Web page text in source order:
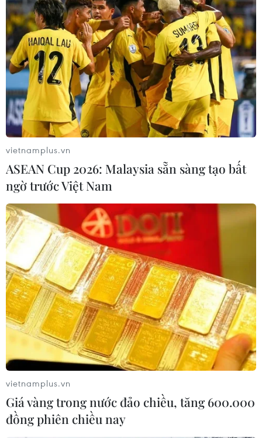
của Pháp vào mức nguy cơ cháy
rừng cao
08/08/2026 23:59
Iceland trước cuộc trưng cầu ý dân
về nối lại đàm phán gia nhập EU
08/08/2026 07:54
Italy bác tối hậu thư của Tây Ban Nha
về kiểm soát biên giới
08/08/2026 07:27
EU triển khai mạng vệ tinh riêng,
củng cố chủ quyền số
08/08/2026 04:15
Liên hợp quốc kêu gọi chấm dứt tấn
công dân thường trong xung đột
Nga-Ukraine
07/08/2026 04:29
Chính sách nhà ở của nước Anh -
Góc tham chiếu cho Việt Nam
vietnamplus.vn
ASEAN Cup 2026: Malaysia sẵn sàng tạo bất
ngờ trước Việt Nam
vietnamplus.vn
Giá vàng trong nước đảo chiều, tăng 600.000
đồng phiên chiều nay